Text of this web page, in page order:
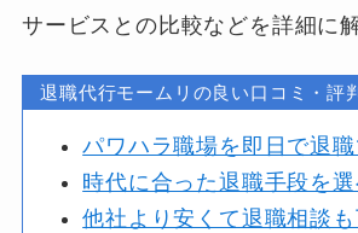
サービスとの比較などを詳細に
退職代行モームリの良い口コミ・評判
パワハラ職場を即日で退職
時代に合った退職手段を選
他社より安くて退職相談